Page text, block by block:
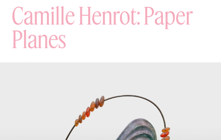
Camille Henrot: Paper
Planes